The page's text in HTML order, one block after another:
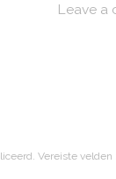
Leave a
Vereiste